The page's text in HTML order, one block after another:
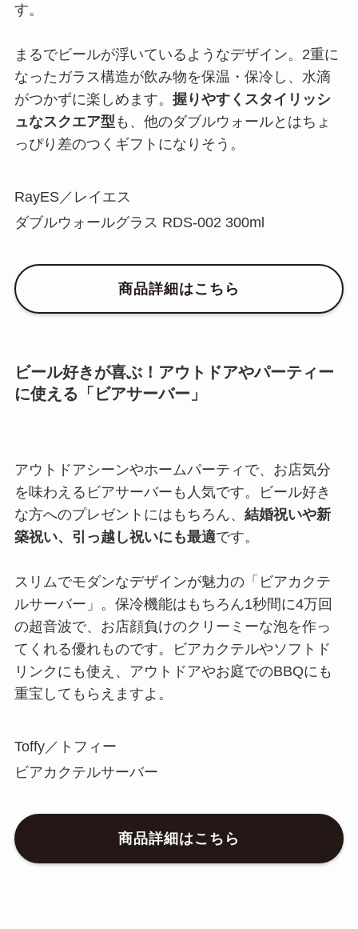
す。
まるでビールが浮いているようなデザイン。2重に
なったガラス構造が飲み物を保温・保冷し、水滴
がつかずに楽しめます。 握りやすくスタイリッシ
ュなスクエア型 も、他のダブルウォールとはちょ
っぴり差のつくギフトになりそう。
RayES／レイエス
ダブルウォールグラス RDS-002 300ml
商品詳細はこちら
ビール好きが喜ぶ！アウトドアやパーティー
に使える「ビアサーバー」
アウトドアシーンやホームパーティで、お店気分
を味わえるビアサーバーも人気です。ビール好き
な方へのプレゼントにはもちろん、 結婚祝いや新
築祝い、引っ越し祝いにも最適です。
スリムでモダンなデザインが魅力の「ビアカクテ
ルサーバー」。保冷機能はもちろん1秒間に4万回
の超音波で、お店顔負けのクリーミーな泡を作っ
てくれる優れものです。ビアカクテルやソフトド
リンクにも使え、アウトドアやお庭でのBBQにも
重宝してもらえますよ。
Toffy／トフィー
ビアカクテルサーバー
商品詳細はこちら